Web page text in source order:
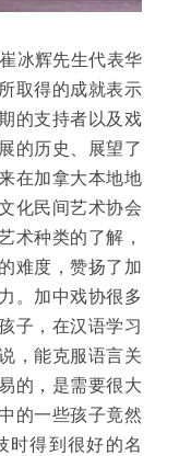
冰辉先生代表华
取得的成就表示
的支持者以及戏
的历史、展望了
在加拿大本地地
化民间艺术协会
术种类的了解，
难度，赞扬了加
。加中戏协很多
子，在汉语学习
，能克服语言关
的，是需要很大
的一些孩子竟然
时得到很好的名